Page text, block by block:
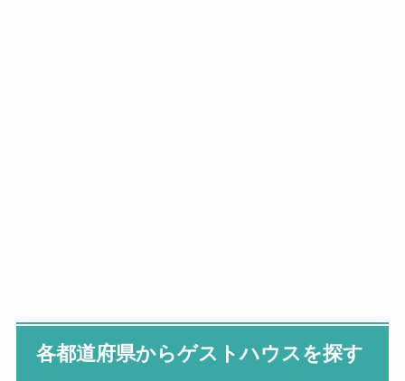
各都道府県からゲストハウスを探す